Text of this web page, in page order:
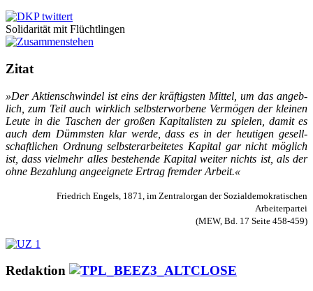
Solidarität mit Flüchtlingen
Zitat
»Der Ak­ti­en­schwin­del ist eins der kräf­tigs­ten Mit­tel, um das an­geb­
lich, zum Teil auch wirk­lich selbst­er­wor­be­ne Ver­mö­gen der klei­nen
Leu­te in die Ta­schen der gro­ßen Ka­pi­ta­lis­ten zu spie­len, da­mit es
auch dem Dümms­ten klar wer­de, dass es in der heu­ti­gen ge­sell­
schaft­li­chen Ord­nung selbst­er­ar­bei­te­tes Ka­pi­tal gar nicht mög­lich
ist, dass viel­mehr al­les be­ste­hen­de Ka­pi­tal wei­ter nichts ist, als der
oh­ne Be­zah­lung an­ge­eig­ne­te Er­trag frem­der Ar­beit.«
Friedrich Engels, 1871, im Zentralorgan der Sozialdemokratischen
Arbeiterpartei
(MEW, Bd. 17 Seite 458-459)
Redaktion